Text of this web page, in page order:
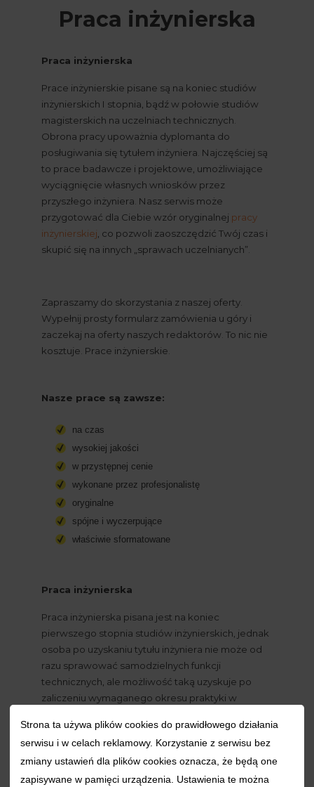
Praca inżynierska
Praca inżynierska
Prace inżynierskie pisane są na koniec studiów
inżynierskich I stopnia, bądź w połowie studiów
magisterskich na uczelniach technicznych.
Obrona pracy upoważnia dyplomanta do
posługiwania się tytułem inżyniera. Najczęściej są
to prace badawcze i projektowe, umożliwiające
wyciągnięcie własnych wniosków przez
przyszłego inżyniera. Nasz serwis może
przygotować dla Ciebie wzór oryginalnej pracy
inżynierskiej , co pozwoli zaoszczędzić Twój czas i
skupić się na innych „sprawach uczelnianych”.
Zapraszamy do skorzystania z naszej oferty.
Wypełnij prosty formularz zamówienia u góry i
zaczekaj na oferty naszych redaktorów. To nic nie
kosztuje. Prace inżynierskie.
Nasze prace są zawsze:
na czas
wysokiej jakości
w przystępnej cenie
wykonane przez profesjonalistę
oryginalne
spójne i wyczerpujące
właściwie sformatowane
Praca inżynierska
Praca inżynierska pisana jest na koniec
pierwszego stopnia studiów inżynierskich, jednak
osoba po uzyskaniu tytułu inżyniera nie może od
razu sprawować samodzielnych funkcji
technicznych, ale możliwość taką uzyskuje po
zaliczeniu wymaganego okresu praktyki w
Praca inżynierska to przedsięwzięcie bardzo
złożono, gdyż oprócz wiedzy teoretycznej
student musi się wykazać wysokim poziomem
wiedzy praktycznej.
Strona ta używa plików cookies do prawidłowego działania
serwisu i w celach reklamowy. Korzystanie z serwisu bez
zmiany ustawień dla plików cookies oznacza, że będą one
zapisywane w pamięci urządzenia. Ustawienia te można